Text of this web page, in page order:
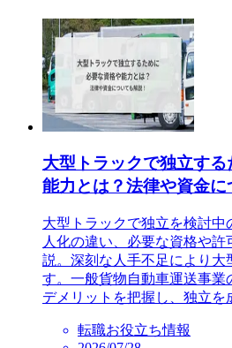
大型トラックで独立す
能力とは？法律や資金に
大型トラックで独立を検討
人化の違い、必要な資格や
説。深刻な人手不足により大
す。一般貨物自動車運送事業
デメリットを把握し、独立を
転職お役立ち情報